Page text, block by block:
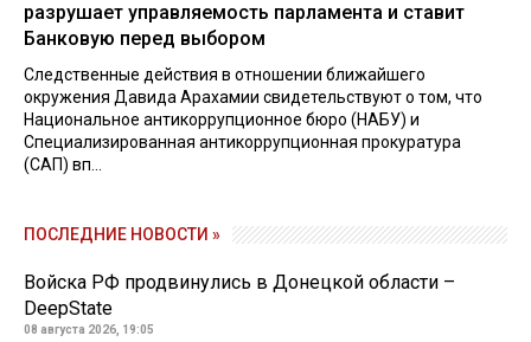
разрушает управляемость парламента и ставит
Банковую перед выбором
Следственные действия в отношении ближайшего
окружения Давида Арахамии свидетельствуют о том, что
Национальное антикоррупционное бюро (НАБУ) и
Специализированная антикоррупционная прокуратура
(САП) вп...
ПОСЛЕДНИЕ НОВОСТИ »
Войска РФ продвинулись в Донецкой области –
DeepState
08 августа 2026, 19:05